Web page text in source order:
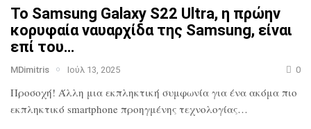
Το Samsung Galaxy S22 Ultra, η πρώην
κορυφαία ναυαρχίδατης Samsung, είναι
επί του…
MDimitris Ιούλ 13, 2025 0
Προσοχή! Άλλη μια εκπληκτική συμφωνία για ένα ακόμα πιο
εκπληκτικό smartphone προηγμένης τεχνολογίας…